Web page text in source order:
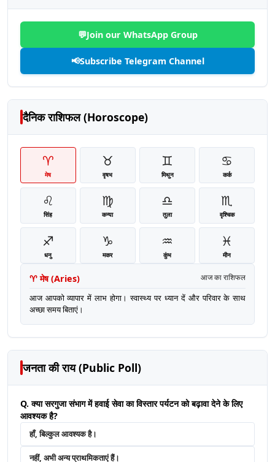
💬Join our WhatsApp Group
📢Subscribe Telegram Channel
दैनिक राशिफल (Horoscope)
♈
मेष
♉
वृषभ
♊
मिथुन
♋
कर्क
♌
सिंह
♍
कन्या
♎
तुला
♏
वृश्चिक
♐
धनु
♑
मकर
♒
कुंभ
♓
मीन
♈ मेष(Aries) आज का राशिफल
आज आपको व्यापार में लाभ होगा। स्वास्थ्य पर ध्यान दें और परिवार के साथ
अच्छा समय बिताएं।
जनता की राय (Public Poll)
Q. क्या सरगुजा संभाग में हवाई सेवा का विस्तार पर्यटन को बढ़ावा देने के लिए
आवश्यक है?
हाँ, बिल्कुल आवश्यक है।
नहीं, अभी अन्य प्राथमिकताएं हैं।